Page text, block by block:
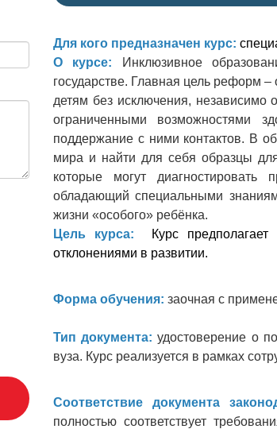
Для кого предназначен курс:
О курсе:
Инклюзивное
государстве. Главная цель реформ
детям без исключения, независимо
ограниченными возможностями
поддержание с ними контактов. В
мира и найти для себя образцы
которые могут
обладающий специальными
жизни «особого» ребёнка.
Цель курса:
Курс
отклонениями в развитии.
Форма обучения: заочная с
Тип документа:удостоверение о
вуза. Курс реализуется в рамках
Соответствие документа
полностью соответствует